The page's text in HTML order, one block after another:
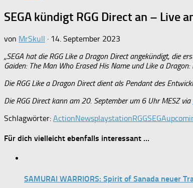
SEGA kündigt RGG Direct an – Live
von MrSkull · 14. September 2023
„SEGA hat die RGG Like a Dragon Direct angekündigt, die
Gaiden: The Man Who Erased His Name und Like a
Die RGG Like a Dragon Direct dient als Pendant des
Die RGG Direct kann am 20. September um 6 Uhr MESZ via
Schlagwörter: ActionNewsplaystationRGGSEGA
Für dich vielleicht ebenfalls interessant …
SAMURAI WARRIORS: Spirit of Sanada neuer